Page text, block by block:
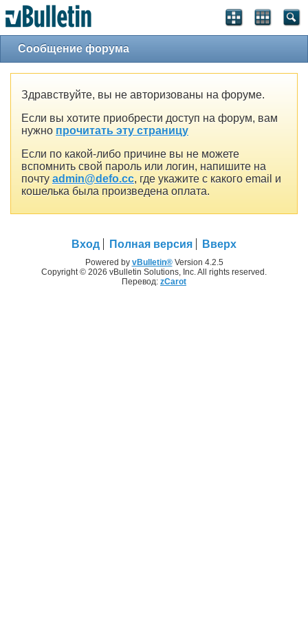
Сообщение форума
Здравствуйте, вы не авторизованы на форуме.
Если вы хотите приобрести доступ на форум, вам
нужно прочитать эту страницу
Если по какой-либо причине вы не можете
вспомнить свой пароль или логин, напишите на
почту admin@defo.cc, где укажите с какого email и
кошелька была произведена оплата.
Вход Полная версия Вверх
Powered by vBulletin®Version 4.2.5
Copyright © 2026 vBulletin Solutions, Inc. All rights reserved.
Перевод: zCarot